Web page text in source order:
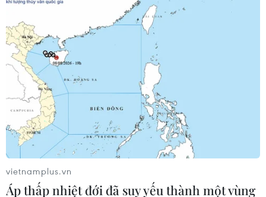
Giảm sâu, giá xăng RON95-III lùi về
ngưỡng 21.000 đồng mỗi lít
11/05/2023 07:42
Từ 15 giờ ngày 11/5, giá xăng E5 RON92 giảm 1.306
đồng; xăng RON95-III giảm 1.320 đồng; dầu diesel
vietnamplus.vn
Áp thấp nhiệt đới đã suy yếu thành một vùng